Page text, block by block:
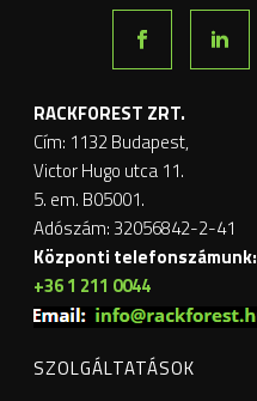
RACKFOREST ZRT.
Cím: 1132 Budapest,
Victor Hugo utca 11.
5. em. B05001.
Adószám: 32056842-2-41
Központi telefonszámunk:
+36 1 211 0044
SZOLGÁLTATÁSOK